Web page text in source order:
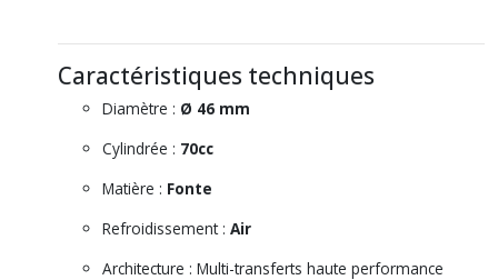
Caractéristiques techniques
Diamètre : Ø 46 mm
Cylindrée : 70cc
Matière : Fonte
Refroidissement : Air
Architecture : Multi-transferts haute performance